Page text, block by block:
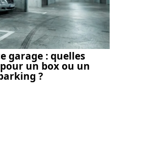
garage : quelles
un box ou un
?